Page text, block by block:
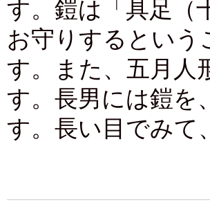
す。鎧は「具足（
お守りするという
す。また、五月人
す。長男には鎧を
す。長い目でみて